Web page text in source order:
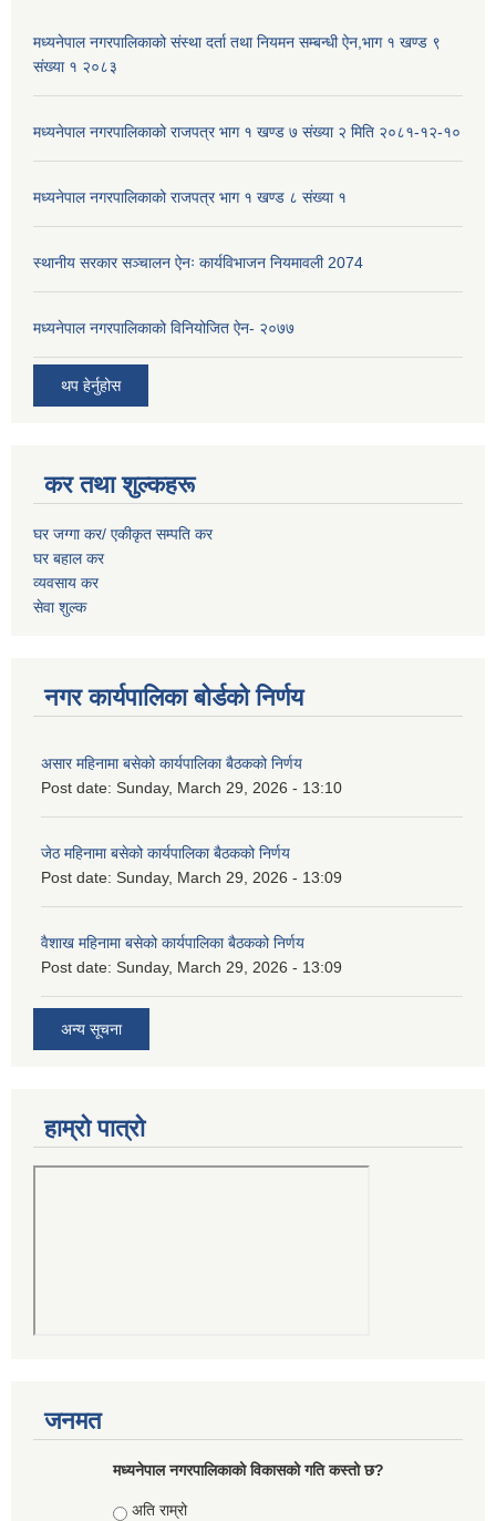
मध्यनेपाल नगरपालिकाको संस्था दर्ता तथा नियमन सम्बन्धी ऐन,भाग १ खण्ड ९
संख्या १ २०८३
मध्यनेपाल नगरपालिकाको राजपत्र भाग १ खण्ड ७ संख्या २ मिति २०८१-१२-१०
मध्यनेपाल नगरपालिकाको राजपत्र भाग १ खण्ड ८ संख्या १
स्थानीय सरकार सञ्चालन ऐनः कार्यविभाजन नियमावली 2074
मध्यनेपाल नगरपालिकाको विनियोजित ऐन- २०७७
थप हेर्नुहोस
कर तथा शुल्कहरू
घर जग्गा कर/ एकीकृत सम्पति कर
घर बहाल कर
व्यवसाय कर
सेवा शुल्क
नगर कार्यपालिका बोर्डको निर्णय
असार महिनामा बसेको कार्यपालिका बैठकको निर्णय
Post date: Sunday, March 29, 2026 - 13:10
जेठ महिनामा बसेको कार्यपालिका बैठकको निर्णय
Post date: Sunday, March 29, 2026 - 13:09
वैशाख महिनामा बसेको कार्यपालिका बैठकको निर्णय
Post date: Sunday, March 29, 2026 - 13:09
अन्य सूचना
हाम्रो पात्रो
जनमत
मध्यनेपाल नगरपालिकाको विकासको गति कस्तो छ?
Choices
अति राम्रो